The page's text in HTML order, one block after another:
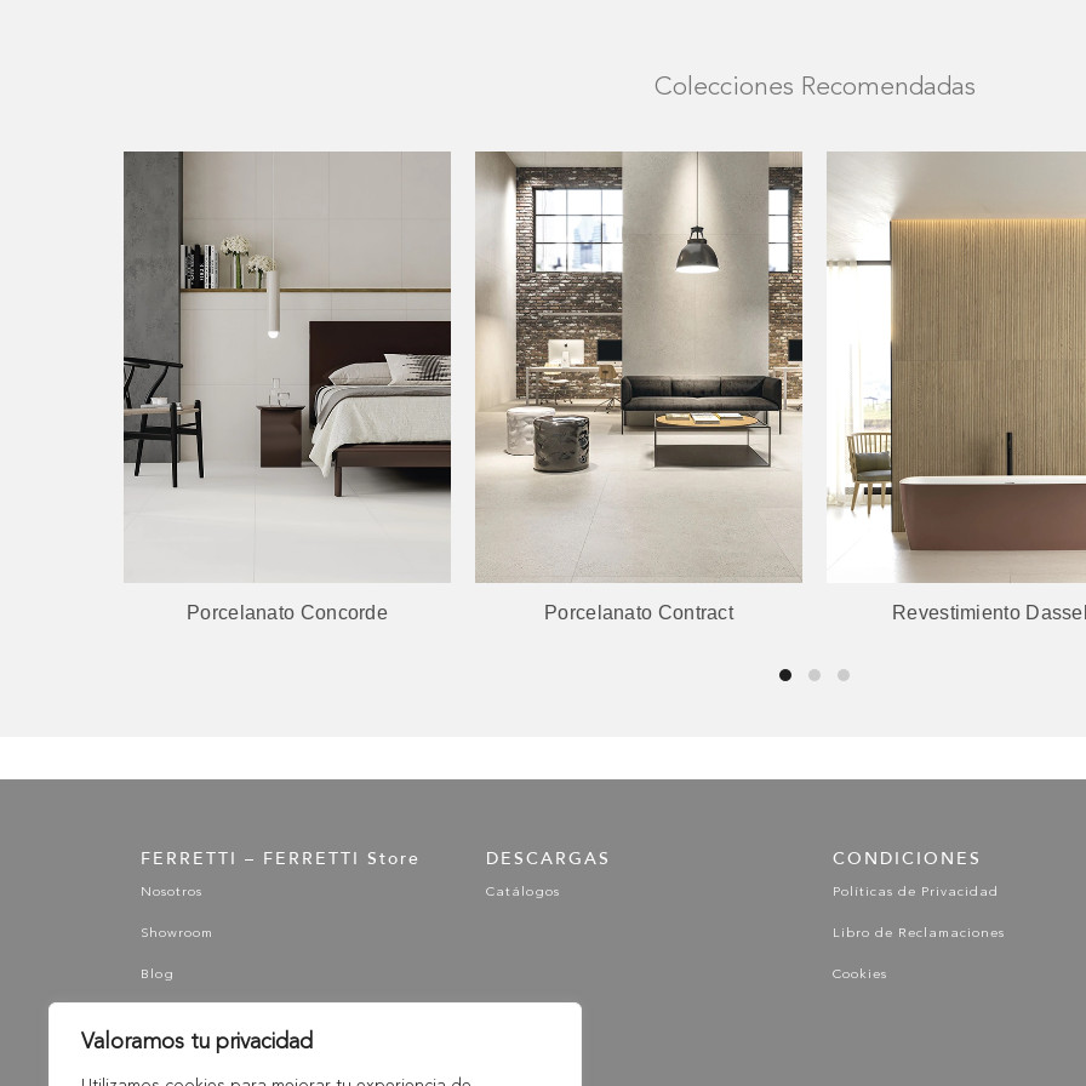
Valoramos tu privacidad
Colecciones Recomendadas
Porcelanato Contract Revestimiento Dassel Porcelanato Galana
FERRETTI – FERRETTI Store
Nosotros
Showroom
Blog
DESCARGAS
Catálogos
CONDICIONES
Políticas de Privacidad
Libro de Reclamaciones
Cookies